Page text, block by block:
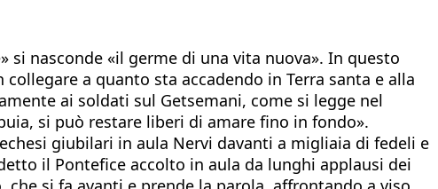
si nasconde «il germe di una vita nuova». In questo
a quanto sta accadendo in Terra santa e alla
ai soldati sul Getsemani, come si legge nel
si può restare liberi di amare fino in fondo».
giubilari in aula Nervi davanti a migliaia di fedeli e
il Pontefice accolto in aula da lunghi applausi dei